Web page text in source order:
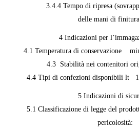
3.4.4 Tempo di ripresa
delle mani di
4 Indicazioni per
4.1 Temperatura di conservazione
4.3 Stabilità nei contenitori
4.4 Tipi di confezioni disponibili lt
5 Indicazioni di
5.1 Classificazione di legge del
pericolosità: